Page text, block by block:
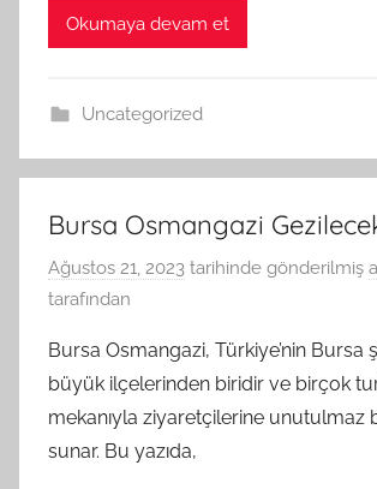
Okumaya devam et
Uncategorized
Bursa Osmangazi
Ağustos 21, 2023 tarihinde gönderilmiş
tarafından
Bursa Osmangazi, Türkiye’nin Bursa
büyük ilçelerinden biridir ve birçok
mekanıyla ziyaretçilerine unutulmaz
sunar. Bu yazıda,